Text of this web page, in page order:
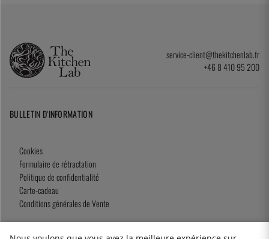
service-client@thekitchenlab.fr
+46 8 410 95 200
BULLETIN D'INFORMATION
Cookies
Formulaire de rétractation
Politique de confidentialité
Carte-cadeau
Conditions générales de Vente